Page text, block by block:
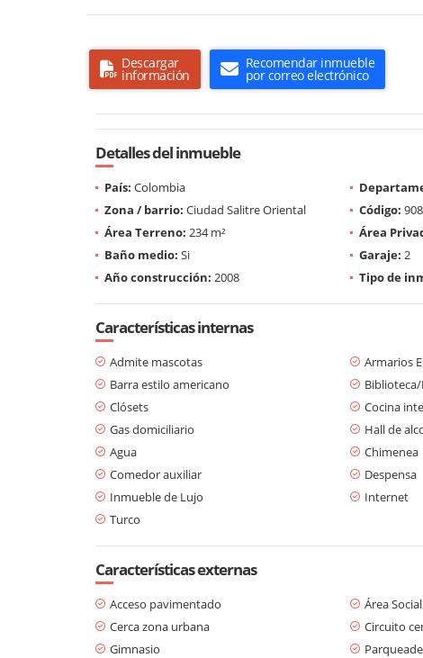
Descargar
información
Recomendar inmueble
por correo electrónico
Detalles del inmueble
País: Colombia
Zona / barrio: Ciudad Salitre Oriental Código:
Área Terreno: 234 m² Área
Baño medio: Si Garaje: 2
Año construcción: 2008 Tipo de
Características internas
Admite mascotas Armarios
Barra estilo americano
Clósets
Cocina
Gas domiciliario
Hall de
Agua
Chimenea
Comedor auxiliar
Despensa
Inmueble de Lujo
Internet
Turco
Características externas
Acceso pavimentado Área Social
Cerca zona urbana
Circuito
Gimnasio